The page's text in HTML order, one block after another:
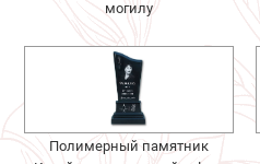
могилу
Полимерный памятник